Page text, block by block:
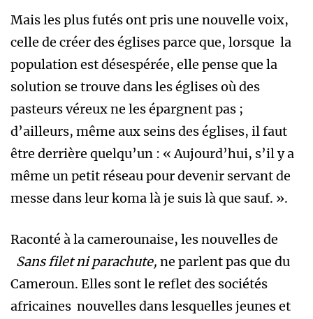
Mais les plus futés ont pris une nouvelle voix,
celle de créer des églises parce que, lorsque la
population est désespérée, elle pense que la
solution se trouve dans les églises où des
pasteurs véreux ne les épargnent pas ;
d’ailleurs, même aux seins des églises, il faut
être derrière quelqu’un : « Aujourd’hui, s’il y a
même un petit réseau pour devenir servant de
messe dans leur koma là je suis là que sauf. ».
Raconté à la camerounaise, les nouvelles de
Sans filet ni parachute, ne parlent pas que du
Cameroun. Elles sont le reflet des sociétés
africaines nouvelles dans lesquelles jeunes et